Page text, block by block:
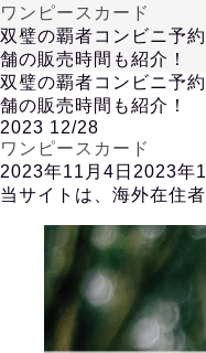
ワンピースカード
双璧の覇者コンビニ予
舗の販売時間も紹介！
双璧の覇者コンビニ予
舗の販売時間も紹介！
2023 12/28
ワンピースカード
2023年11月4日 2023年
当サイトは、海外在住